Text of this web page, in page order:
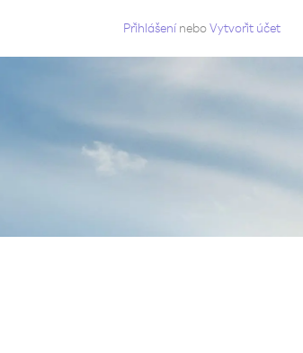
Přihlášení neboVytvořit účet